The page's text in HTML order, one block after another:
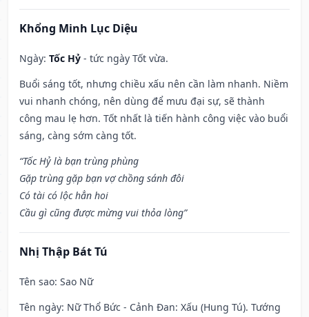
Khổng Minh Lục Diệu
Ngày: Tốc Hỷ - tức ngày Tốt vừa.
Buổi sáng tốt, nhưng chiều xấu nên cần làm nhanh. Niềm
vui nhanh chóng, nên dùng để mưu đại sự, sẽ thành
công mau lẹ hơn. Tốt nhất là tiến hành công việc vào buổi
sáng, càng sớm càng tốt.
“Tốc Hỷ là bạn trùng phùng
Gặp trùng gặp bạn vợ chồng sánh đôi
Có tài có lộc hẳn hoi
Cầu gì cũng được mừng vui thỏa lòng”
Nhị Thập Bát Tú
Tên sao: Sao Nữ
Tên ngày: Nữ Thổ Bức - Cảnh Đan: Xấu (Hung Tú). Tướng